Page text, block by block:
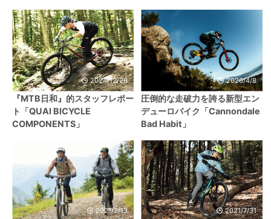
2024/12/26
『MTB日和』的スタッフレポー
ト「QUAI BICYCLE
COMPONENTS」
2026/4/8
圧倒的な走破力を誇る新型エン
デューロバイク「Cannondale
Bad Habit」
2021/2/13 2021/7/31